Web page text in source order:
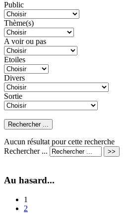
Public
Thème(s)
A voir ou pas
Etoiles
Divers
Sortie
Aucun résultat pour cette recherche
Rechercher ...
Au hasard...
1
2